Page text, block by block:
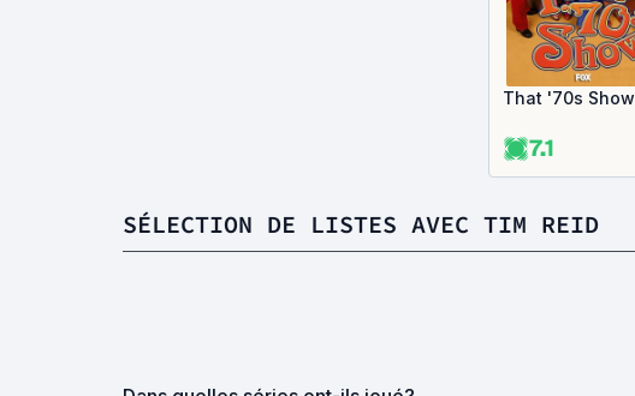
That '70s Show
7.1
SÉLECTION DE LISTES AVEC TIM REID